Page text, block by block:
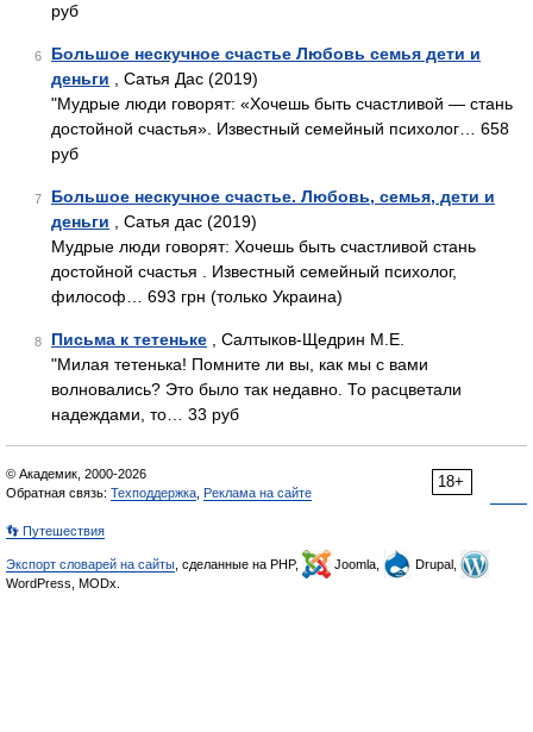
руб
6
Большое нескучное счастье Любовь семья дети и
деньги , Сатья Дас (2019)
"Мудрые люди говорят: «Хочешь быть счастливой — стань
достойной счастья». Известный семейный психолог… 658
руб
7
Большое нескучное счастье. Любовь, семья, дети и
деньги , Сатья дас (2019)
Мудрые люди говорят: Хочешь быть счастливой стань
достойной счастья . Известный семейный психолог,
философ… 693 грн (только Украина)
8 Письма к тетеньке , Салтыков-Щедрин М.Е.
"Милая тетенька! Помните ли вы, как мы с вами
волновались? Это было так недавно. То расцветали
надеждами, то… 33 руб
18+
© Академик, 2000-2026
Обратная связь: Техподдержка Реклама на сайте
👣 Путешествия
Экспорт словарей на сайты , сделанные на PHP, Joomla,
Drupal,
WordPress, MODx.